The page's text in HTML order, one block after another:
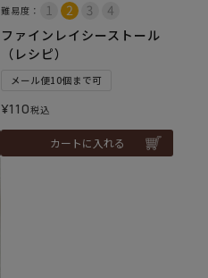
難易度：
ファインレイシーストール
（レシピ）
メール便10個まで可
¥110税込
カートに入れる